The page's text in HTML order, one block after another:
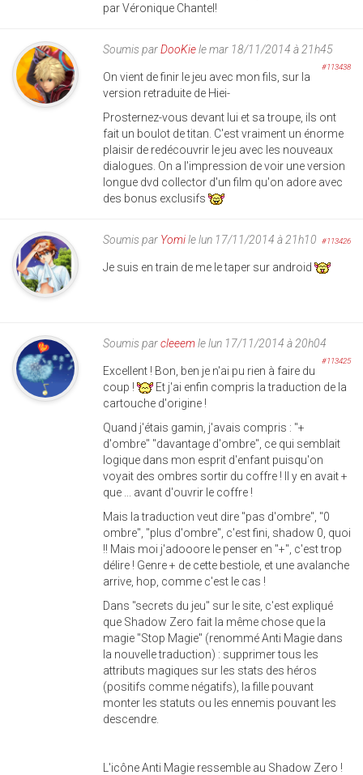
par Véronique Chantel!
Soumis parDooKiele mar 18/11/2014 à 21h45
#113438
On vient de finir le jeu avec mon fils, sur la
version retraduite de Hiei-
Prosternez-vous devant lui et sa troupe, ils ont
fait un boulot de titan. C'est vraiment un énorme
plaisir de redécouvrir le jeu avec les nouveaux
dialogues. On a l'impression de voir une version
longue dvd collector d'un film qu'on adore avec
des bonus exclusifs
Soumis par Yomile lun 17/11/2014 à 21h10 #113426
Je suis en train de me le taper sur android
Soumis parcleeemle lun 17/11/2014 à 20h04
#113425
Excellent ! Bon, ben je n'ai pu rien à faire du
coup !
Et j'ai enfin compris la traduction de la
cartouche d'origine !
Quand j'étais gamin, j'avais compris : "+
d'ombre" "davantage d'ombre", ce qui semblait
logique dans mon esprit d'enfant puisqu'on
voyait des ombres sortir du coffre ! Il y en avait +
que ... avant d'ouvrir le coffre !
Mais la traduction veut dire "pas d'ombre", "0
ombre", "plus d'ombre", c'est fini, shadow 0, quoi
!! Mais moi j'adooore le penser en "+", c'est trop
délire ! Genre + de cette bestiole, et une avalanche
arrive, hop, comme c'est le cas !
Dans "secrets du jeu" sur le site, c'est expliqué
que Shadow Zero fait la même chose que la
magie "Stop Magie" (renommé Anti Magie dans
la nouvelle traduction) : supprimer tous les
attributs magiques sur les stats des héros
(positifs comme négatifs), la fille pouvant
monter les statuts ou les ennemis pouvant les
descendre.
L'icône Anti Magie ressemble au Shadow Zero !